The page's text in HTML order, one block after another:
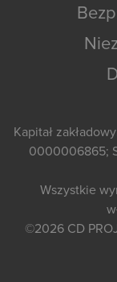
Kapitał
0000006865;
Wszystkie
©2026 CD